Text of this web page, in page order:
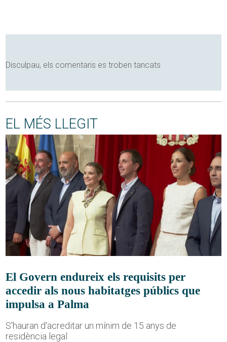
Disculpau, els comentaris es troben tancats
EL MÉS LLEGIT
El Govern endureix els requisits per
accedir als nous habitatges públics que
impulsa a Palma
S'hauran d'acreditar un mínim de 15 anys de
residència legal